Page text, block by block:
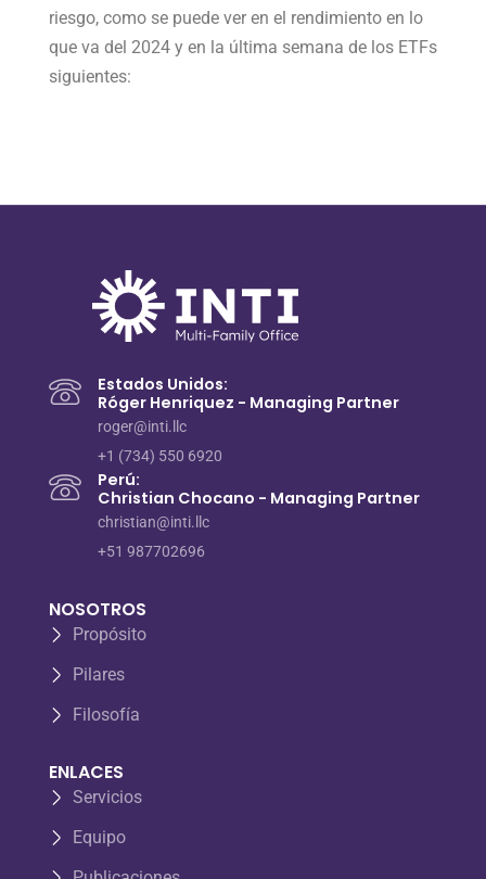
riesgo, como se puede ver en el rendimiento en lo
que va del 2024 y en la última semana de los ETFs
siguientes:
Estados Unidos:
Róger Henriquez - Managing Partner
roger@inti.llc
+1 (734) 550 6920
Perú:
Christian Chocano - Managing Partner
christian@inti.llc
+51 987702696
NOSOTROS
Propósito
Pilares
Filosofía
ENLACES
Servicios
Equipo